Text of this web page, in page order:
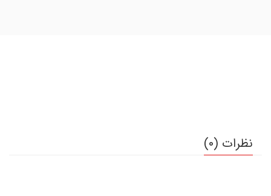
نظرات (0)